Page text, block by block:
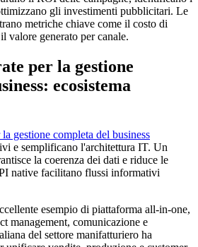
gli investimenti pubblicitari. Le
metriche chiave come il costo di
valore generato per canale.
per la gestione
ecosistema
gestione completa del business
e semplificano l'architettura IT. Un
la coerenza dei dati e riduce le
native facilitano flussi informativi
esempio di piattaforma all-in-one,
management, comunicazione e
del settore manifatturiero ha